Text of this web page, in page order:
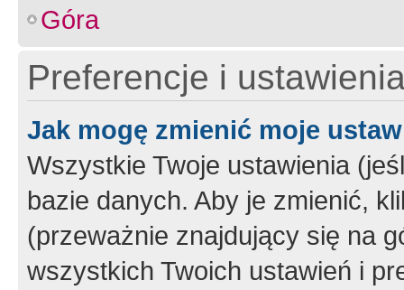
Góra
Preferencje i
Jak mogę zmienić moje
Wszystkie Twoje ustawienia
bazie danych. Aby je zmienić,
(przeważnie znajdujący się na
wszystkich Twoich ustawień i